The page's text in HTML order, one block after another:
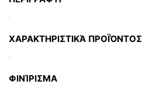
ΧΑΡΑΚΤΗΡΙΣΤΙΚΆ ΠΡΟΪΌΝΤΟΣ
ΦΙΝΊΡΙΣΜΑ